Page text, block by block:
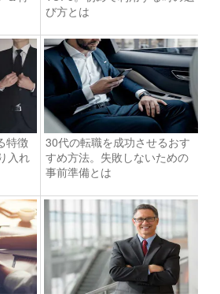
び方とは
特徴
入れ
30代の転職を成功させるおす
すめ方法。失敗しないための
事前準備とは